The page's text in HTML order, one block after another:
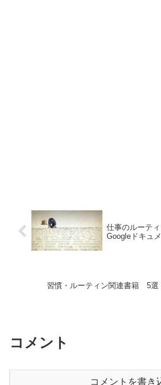
仕事のルーテ
Googleドキュ
習慣・ルーティン関連書籍 5選
コメント
コメントを書き